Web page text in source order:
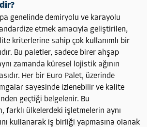
genelinde demiryolu ve karayolu
etmek amacıyla geliştirilen,
kriterlerine sahip çok kullanımlı bir
Bu paletler, sadece birer ahşap
zamanda küresel lojistik ağının
Her bir Euro Palet, üzerinde
sayesinde izlenebilir ve kalite
geçtiği belgelenir. Bu
farklı ülkelerdeki işletmelerin aynı
kullanarak iş birliği yapmasına olanak